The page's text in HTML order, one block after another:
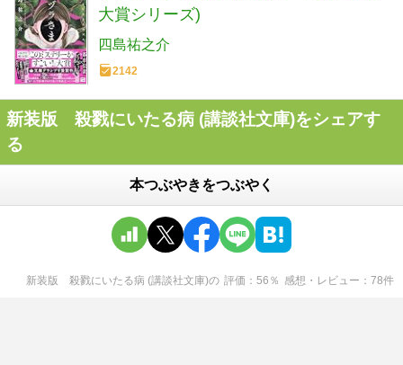
大賞シリーズ)
四島祐之介
2142
新装版 殺戮にいたる病 (講談社文庫)をシェアす
る
本つぶやきをつぶやく
新装版 殺戮にいたる病 (講談社文庫)の 評価 56 ％ 感想・レビュー 78件